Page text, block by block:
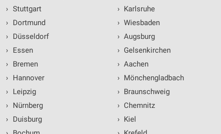
› Stuttgart
›
Dortmund
›
Düsseldorf
›
Essen
›
Bremen
›
Hannover
›
Leipzig
›
Nürnberg
›
Duisburg
› Karlsruhe
› Wiesbaden
› Augsburg
› Gelsenkirchen
› Aachen
› Mönchengladbach
› Braunschweig
› Chemnitz
› Kiel